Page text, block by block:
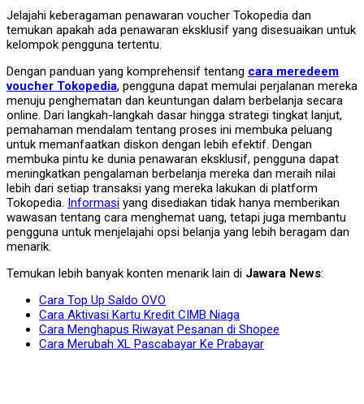
Jelajahi keberagaman penawaran voucher Tokopedia dan
temukan apakah ada penawaran eksklusif yang disesuaikan untuk
kelompok pengguna tertentu.
Dengan panduan yang komprehensif tentang cara meredeem
voucher Tokopedia, pengguna dapat memulai perjalanan mereka
menuju penghematan dan keuntungan dalam berbelanja secara
online. Dari langkah-langkah dasar hingga strategi tingkat lanjut,
pemahaman mendalam tentang proses ini membuka peluang
untuk memanfaatkan diskon dengan lebih efektif. Dengan
membuka pintu ke dunia penawaran eksklusif, pengguna dapat
meningkatkan pengalaman berbelanja mereka dan meraih nilai
lebih dari setiap transaksi yang mereka lakukan di platform
Tokopedia. Informasi yang disediakan tidak hanya memberikan
wawasan tentang cara menghemat uang, tetapi juga membantu
pengguna untuk menjelajahi opsi belanja yang lebih beragam dan
menarik.
Temukan lebih banyak konten menarik lain di Jawara News:
Cara Top Up Saldo OVO
Cara Aktivasi Kartu Kredit CIMB Niaga
Cara Menghapus Riwayat Pesanan di Shopee
Cara Merubah XL Pascabayar Ke Prabayar